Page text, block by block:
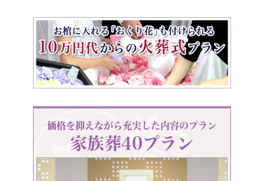
価格を抑えながら充実した内容のプラン
家族葬40プラン